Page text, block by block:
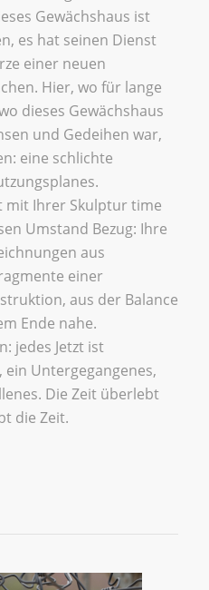
Gewächshaus ist
es hat seinen Dienst
einer neuen
Hier, wo für lange
dieses Gewächshaus
und Gedeihen war,
eine schlichte
mit Ihrer Skulptur time
Umstand Bezug: Ihre
aus
einer
aus der Balance
Ende nahe.
jedes Jetzt ist
Untergegangenes,
Die Zeit überlebt
die Zeit.